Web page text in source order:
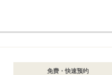
免费・快速预约